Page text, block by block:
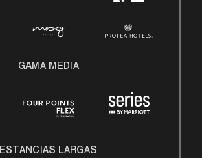
GAMA MEDIA
ESTANCIAS LARGAS